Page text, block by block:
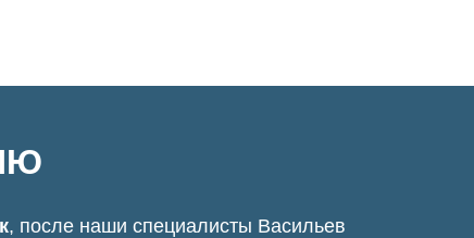
, после наши специалисты Васильев